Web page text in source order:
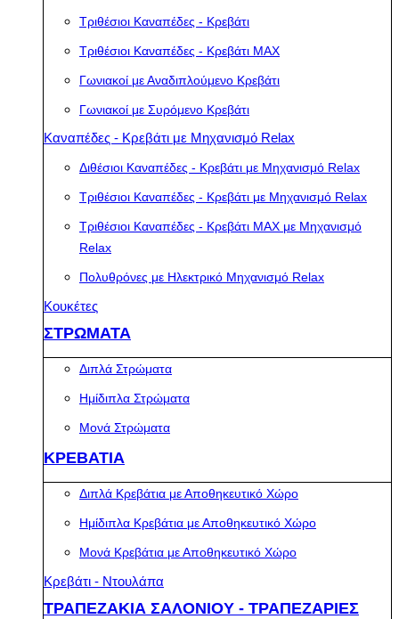
Τριθέσιοι Καναπέδες - Κρεβάτι
Τριθέσιοι Καναπέδες - Κρεβάτι MAX
Γωνιακοί με Αναδιπλούμενο Κρεβάτι
Γωνιακοί με Συρόμενο Κρεβάτι
Καναπέδες - Κρεβάτι με Μηχανισμό Relax
Διθέσιοι Καναπέδες - Κρεβάτι με Μηχανισμό Relax
Τριθέσιοι Καναπέδες - Κρεβάτι με Μηχανισμό Relax
Τριθέσιοι Καναπέδες - Κρεβάτι MAX με Μηχανισμό
Relax
Πολυθρόνες με Ηλεκτρικό Μηχανισμό Relax
Κουκέτες
ΣΤΡΩΜΑΤΑ
Διπλά Στρώματα
Ημίδιπλα Στρώματα
Μονά Στρώματα
ΚΡΕΒΑΤΙΑ
Διπλά Κρεβάτια με Αποθηκευτικό Χώρο
Ημίδιπλα Κρεβάτια με Αποθηκευτικό Χώρο
Μονά Κρεβάτια με Αποθηκευτικό Χώρο
Κρεβάτι - Ντουλάπα
ΤΡΑΠΕΖΑΚΙΑ ΣΑΛΟΝΙΟΥ - ΤΡΑΠΕΖΑΡΙΕΣ